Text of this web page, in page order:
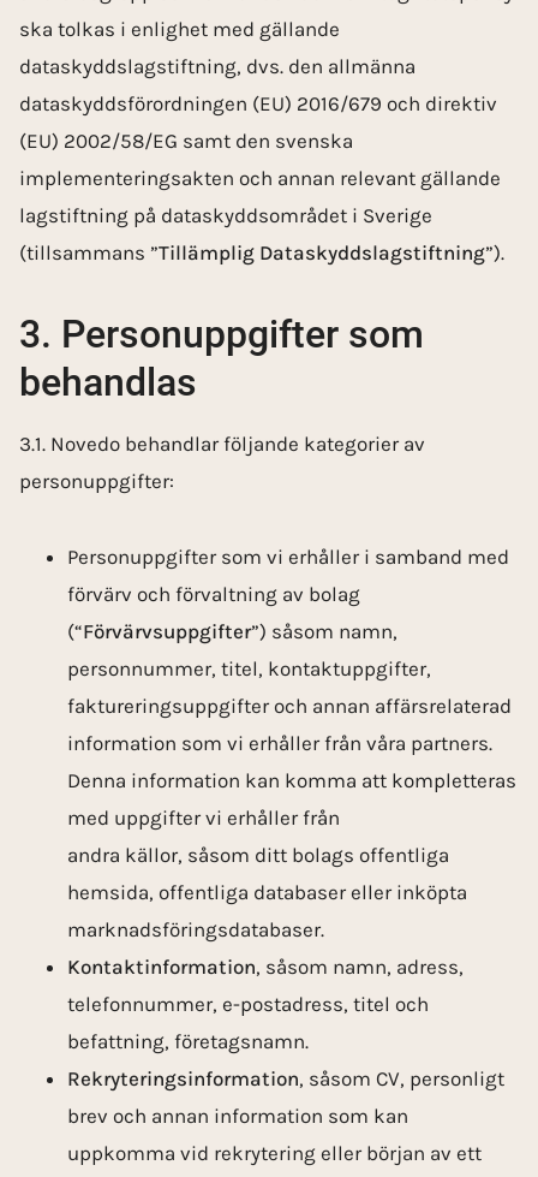
ska tolkas i enlighet med gällande
dataskyddslagstiftning, dvs. den allmänna
dataskyddsförordningen (EU) 2016/679 och direktiv
(EU) 2002/58/EG samt den svenska
implementeringsakten och annan relevant gällande
lagstiftning på dataskyddsområdet i Sverige
(tillsammans ”Tillämplig Dataskyddslagstiftning”).
3. Personuppgifter som
behandlas
3.1. Novedo behandlar följande kategorier av
personuppgifter:
Personuppgifter som vi erhåller i samband med
förvärv och förvaltning av bolag
(“Förvärvsuppgifter”) såsom namn,
personnummer, titel, kontaktuppgifter,
faktureringsuppgifter och annan affärs­relaterad
information som vi erhåller från våra partners.
Denna information kan komma att kompletteras
med uppgifter vi erhåller från
andra källor, såsom ditt bolags­ offentliga
hemsida, offentliga databaser eller inköpta
marknadsföringsdatabaser.
Kontaktinformation, såsom namn, adress,
telefonnummer, e-postadress, titel och
befattning, företagsnamn.
Rekryteringsinformation, såsom CV, personligt
brev och annan information som kan
uppkomma vid rekrytering eller början av ett